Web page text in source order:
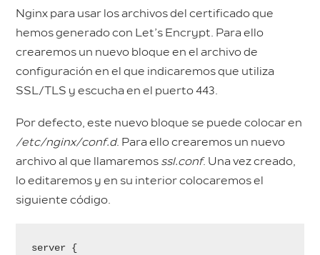
Nginx para usar los archivos del certificado que
hemos generado con Let’s Encrypt. Para ello
crearemos un nuevo bloque en el archivo de
configuración en el que indicaremos que utiliza
SSL/TLS y escucha en el puerto 443.
Por defecto, este nuevo bloque se puede colocar en
/etc/nginx/conf.d. Para ello crearemos un nuevo
archivo al que llamaremos ssl.conf. Una vez creado,
lo editaremos y en su interior colocaremos el
siguiente código.
server {